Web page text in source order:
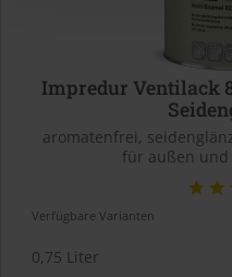
Impredur Ventilack
aromatenfrei,
für außen
Verfügbare Varianten
0,75 Liter